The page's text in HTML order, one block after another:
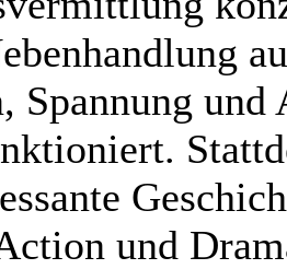
Spannung
und